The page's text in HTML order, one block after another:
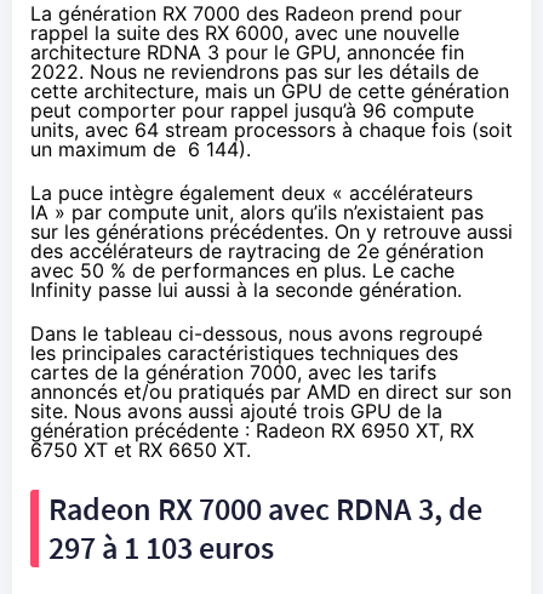
La génération RX 7000 des Radeon prend pour
rappel la suite des RX 6000, avec une nouvelle
architecture RDNA 3 pour le GPU, annoncée fin
2022. Nous ne reviendrons pas sur les détails de
cette architecture, mais un GPU de cette génération
peut comporter pour rappel jusqu’à 96 compute
units, avec 64 stream processors à chaque fois (soit
un maximum de 6 144).
La puce intègre également deux « accélérateurs
IA » par compute unit, alors qu’ils n’existaient pas
sur les générations précédentes. On y retrouve aussi
des accélérateurs de raytracing de 2e génération
avec 50 % de performances en plus. Le cache
Infinity passe lui aussi à la seconde génération.
Dans le tableau ci-dessous, nous avons regroupé
les principales caractéristiques techniques des
cartes de la génération 7000, avec les tarifs
annoncés et/ou pratiqués par AMD en direct sur son
site. Nous avons aussi ajouté trois GPU de la
génération précédente : Radeon RX 6950 XT, RX
6750 XT et RX 6650 XT.
Radeon RX 7000 avec RDNA 3, de
297 à 1 103 euros